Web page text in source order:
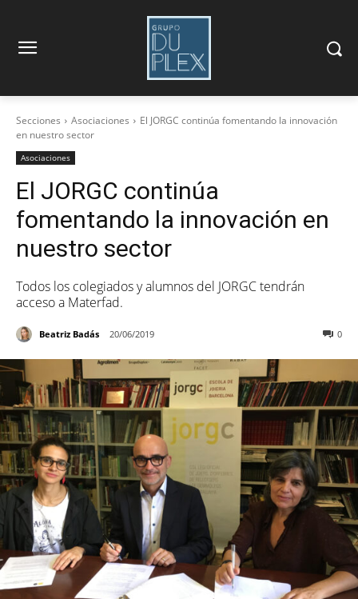
Secciones Asociaciones
El JORGC continúa fomentando la innovación
en nuestro sector
Asociaciones
El JORGC continúa
fomentando la innovación en
nuestro sector
Todos los colegiados y alumnos del JORGC tendrán
acceso a Materfad.
Beatriz Badás 20/06/2019 0